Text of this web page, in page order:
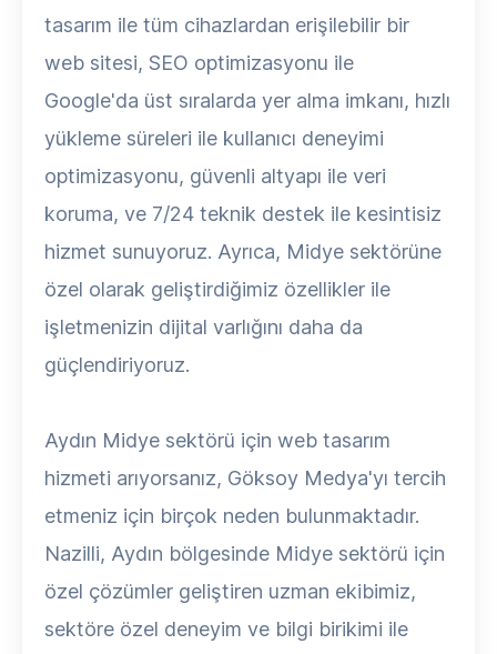
tasarım ile tüm cihazlardan erişilebilir bir
web sitesi, SEO optimizasyonu ile
Google'da üst sıralarda yer alma imkanı, hızlı
yükleme süreleri ile kullanıcı deneyimi
optimizasyonu, güvenli altyapı ile veri
koruma, ve 7/24 teknik destek ile kesintisiz
hizmet sunuyoruz. Ayrıca, Midye sektörüne
özel olarak geliştirdiğimiz özellikler ile
işletmenizin dijital varlığını daha da
güçlendiriyoruz.
Aydın Midye sektörü için web tasarım
hizmeti arıyorsanız, Göksoy Medya'yı tercih
etmeniz için birçok neden bulunmaktadır.
Nazilli, Aydın bölgesinde Midye sektörü için
özel çözümler geliştiren uzman ekibimiz,
sektöre özel deneyim ve bilgi birikimi ile